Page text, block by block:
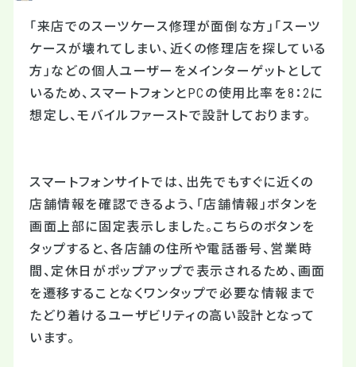
「来店でのスーツケース修理が面倒な方」「スーツ
ケースが壊れてしまい、近くの修理店を探している
方」などの個人ユーザーをメインターゲットとして
いるため、スマートフォンとPCの使用比率を8：2に
想定し、モバイルファーストで設計しております。
スマートフォンサイトでは、出先でもすぐに近くの
店舗情報を確認できるよう、「店舗情報」ボタンを
画面上部に固定表示しました。こちらのボタンを
タップすると、各店舗の住所や電話番号、営業時
間、定休日がポップアップで表示されるため、画面
を遷移することなくワンタップで必要な情報まで
たどり着けるユーザビリティの高い設計となって
います。